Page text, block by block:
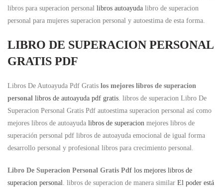
libros para superacion personal libros autoayuda libro de superacion
personal para mujeres superacion personal y autoestima de esta forma.
LIBRO DE SUPERACION PERSONAL
GRATIS PDF
Libros De Autoayuda Pdf Gratis los mejores libros de superacion
personal libros de autoayuda pdf gratis. libros de superacion Libro De
Superacion Personal Gratis Pdf autoestima superacion personal así como
mejores libros de autoayuda libros de superacion mejores libros de
superación personal pdf libros de autoayuda emocional de igual forma
desarrollo personal y profesional libros para crecimiento personal.
Libro De Superacion Personal Gratis Pdf los mejores libros de
superacion personal. libros de superacion de manera similar El poder está